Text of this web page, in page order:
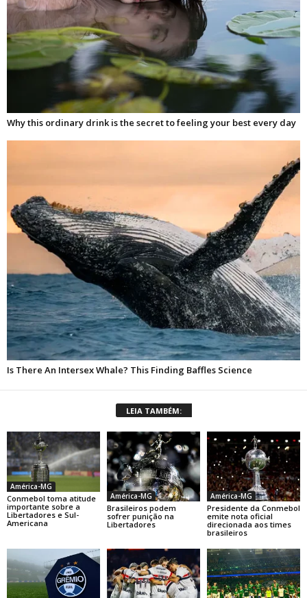
LEIA TAMBÉM:
América-MG
Conmebol toma atitude
importante sobre a
Libertadores e Sul-
Americana
América-MG
Brasileiros podem
sofrer punição na
Libertadores
América-MG
Presidente da Conmebol
emite nota oficial
direcionada aos times
brasileiros